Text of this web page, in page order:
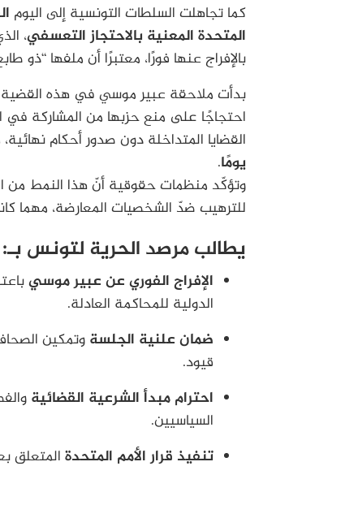
كما تجاهلت السلطات التونسية إلى اليوم
المتحدة المعنية بالاحتجاز التعسفي،
بالإفراج عنها فورًا، معتبرًا أن ملفها
احتجاجًا على منع حزبها من المشاركة في
القضايا المتداخلة دون صدور أحكام
يومًا.
وتؤكّد منظمات حقوقية أنّ هذا النمط من
للترهيب ضدّ الشخصيات المعارضة، مهما
يطالب مرصد الحرية لتونس بـ:
الإفراج الفوري عن عبير موسي
الدولية للمحاكمة العادلة.
ضمان علنية الجلسة وتمكين
قيود.
احترام مبدأ الشرعية القضائية
السياسيين.
تنفيذ قرار الأمم المتحدة المتعلق